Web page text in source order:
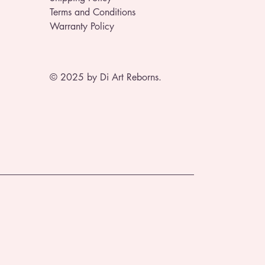
Terms and Conditions
Warranty Policy
© 2025 by Di Art Reborns.